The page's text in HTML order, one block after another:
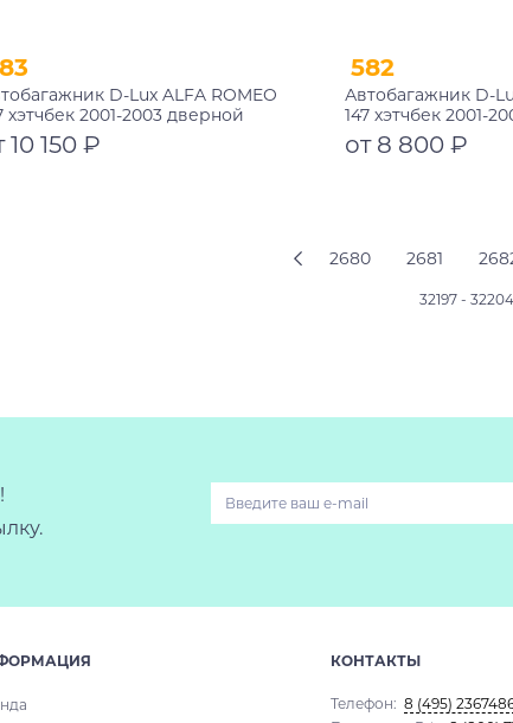
D-Lux ALFA ROMEO
хэтчбек 2001-2003 дверной
аэро-трэвэл с замком
10 150 ₽
582
Автобагажник D-
147 хэтчбек 2001-
проем аэро-трэвэл
от 8 800 ₽
2680 2681
32197 -
КОНТАКТЫ
Телефон: 8 (495)